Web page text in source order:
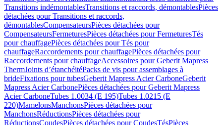
Transitions indémontablesTransitions et raccords, démontablesPièces
détachées pour Transitions et raccords,
démontablesCompensateursPièces détachées pour
CompensateursFermeturesPièces détachées pour FermeturesTés
pour chauffagePièces détachées pour Tés pour
chauffageRaccordements pour chauffagePièces détachées pour
Raccordements pour chauffageAccessoires pour Geberit Mapress
ThermJoints d’étanchéitéPacks de vis pour assemblages à
brideFixations pour tubesGeberit Mapress Acier CarboneGeberit
Mapress Acier CarbonePièces détachées pour Geberit Mapress
Acier CarboneTubes 1.0034 (E 195)Tubes 1.0215 (E
220)MamelonsManchonsPièces détachées pour
ManchonsRéductionsPièces détachées pour
RéductionsCoudesPièces détachées pour CoudesTésPièces